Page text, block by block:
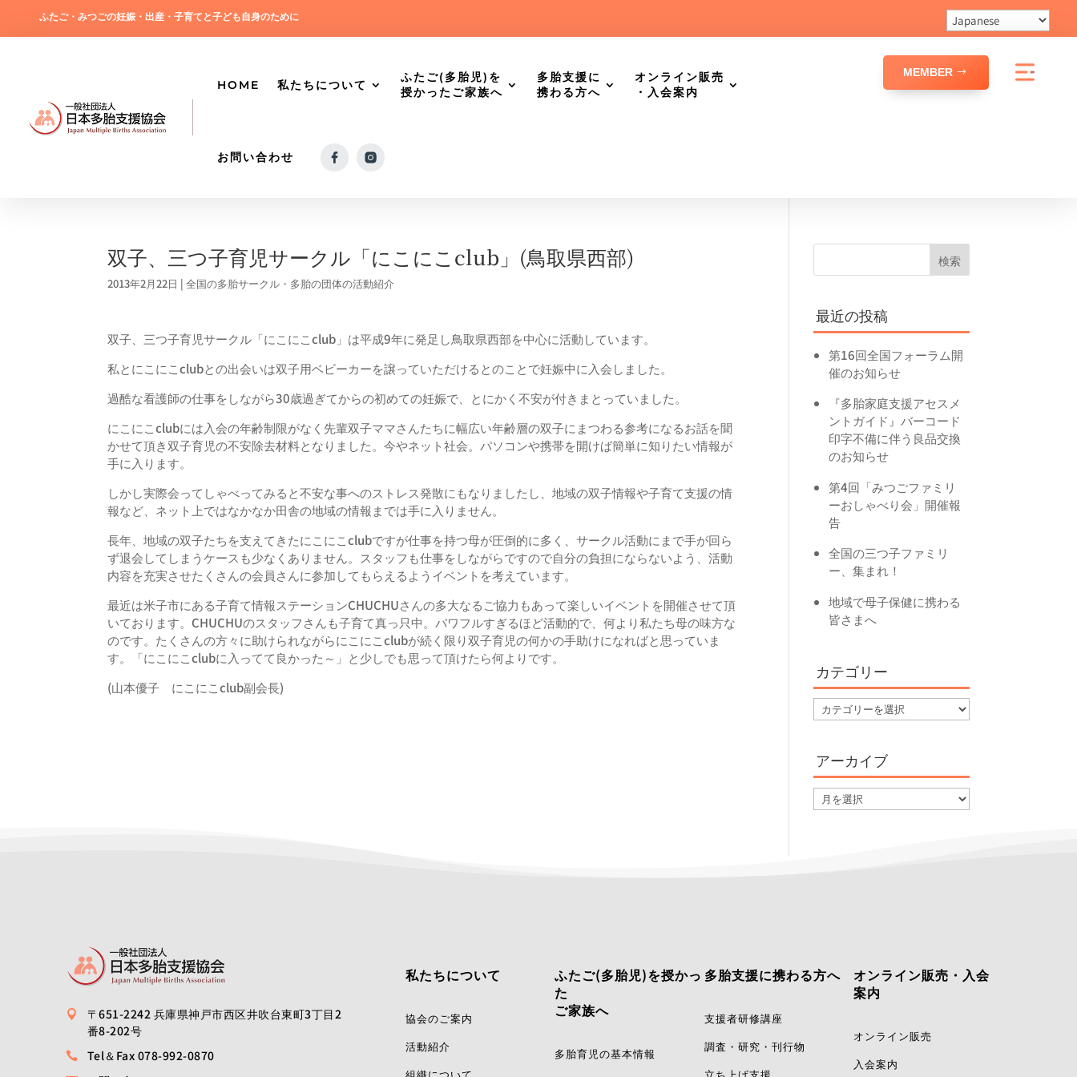
ふたご・みつごの妊娠・出産・子育てと子ども自身のために
HOME 私たちについて
ふたご(多胎児)を
授かったご家族へ
多胎支援に
携わる方へ
オンライン販売
・入会案内
お問い合わせ
MEMBER
双子、三つ子育児サークル「にこにこclub」(鳥取県西部)
2013年2月22日 |全国の多胎サークル・多胎の団体の活動紹介
双子、三つ子育児サークル「にこにこclub」 は平成9年に発足し鳥取県西部を中心に活動しています。
私とにこにこclubとの出会いは双子用ベビーカーを譲っていただけるとのことで妊娠中に入会しました。
過酷な看護師の仕事をしながら30歳過ぎてからの初めての妊娠で 、とにかく不安が付きまとっていました。
にこにこclubには入会の年齢制限がなく先輩双子ママさんたちに幅広い年齢層の双子にまつわる参考になるお話を聞
かせて頂き双子育児の不安除去材料となりました。今やネット社会。パソコンや携帯を開けば簡単に知りたい情報が
手に入ります。
しかし実際会ってしゃべってみると不安な事へのストレス発散にもなりましたし、地域の双子情報や子育て支援の情
報など、 ネット上ではなかなか田舎の地域の情報までは手に入りません。
長年、地域の双子たちを支えてきたにこにこclubですが仕事を持つ母が圧倒的に多く、サークル活動にまで手が回ら
ず退会してしまうケースも少なくあり ません。 スタッフも仕事をしながらですので自分の負担にならないよう、活動
内容を充実させたくさんの会員さんに参加してもらえるようイベントを考えています。
最近は米子市にある子育て情報ステーションCHUCHUさんの多大なるご協力もあって楽しいイベントを開催させて頂
いております。CHUCHUのスタッフさんも子育て真っ只中。パワフルすぎるほど活動的で、何より私たち母の味方な
のです。 たくさんの方々に助けられながらにこにこclubが続く限り双子育児の何かの手助けになればと思っていま
す。「にこにこclubに入ってて良かった～」 と少しでも思って頂けたら何よりです。
(山本優子 にこにこclub副会長)
最近の投稿
第16回全国フォーラム開
催のお知らせ
『多胎家庭支援アセスメ
ントガイド』バーコード
印字不備に伴う良品交換
のお知らせ
第4回「みつごファミリ
ーおしゃべり会」開催報
告
全国の三つ子ファミリ
ー、集まれ！
地域で母子保健に携わる
皆さまへ
カテゴリー
カ
テ
リ
ー
アーカイブ
ア
ー

〒651-2242 兵庫県神戸市西区井吹台東町3丁目2
番8-202号
 Tel＆Fax 078-992-0870
私たちについて
協会のご案内
活動紹介
ふたご(多胎児)を授かっ
た
ご家族へ
多胎育児の基本情報
多胎支援に携わる方へ
支援者研修講座
調査・研究・刊行物
オンライン販売・入会
案内
オンライン販売
入会案内